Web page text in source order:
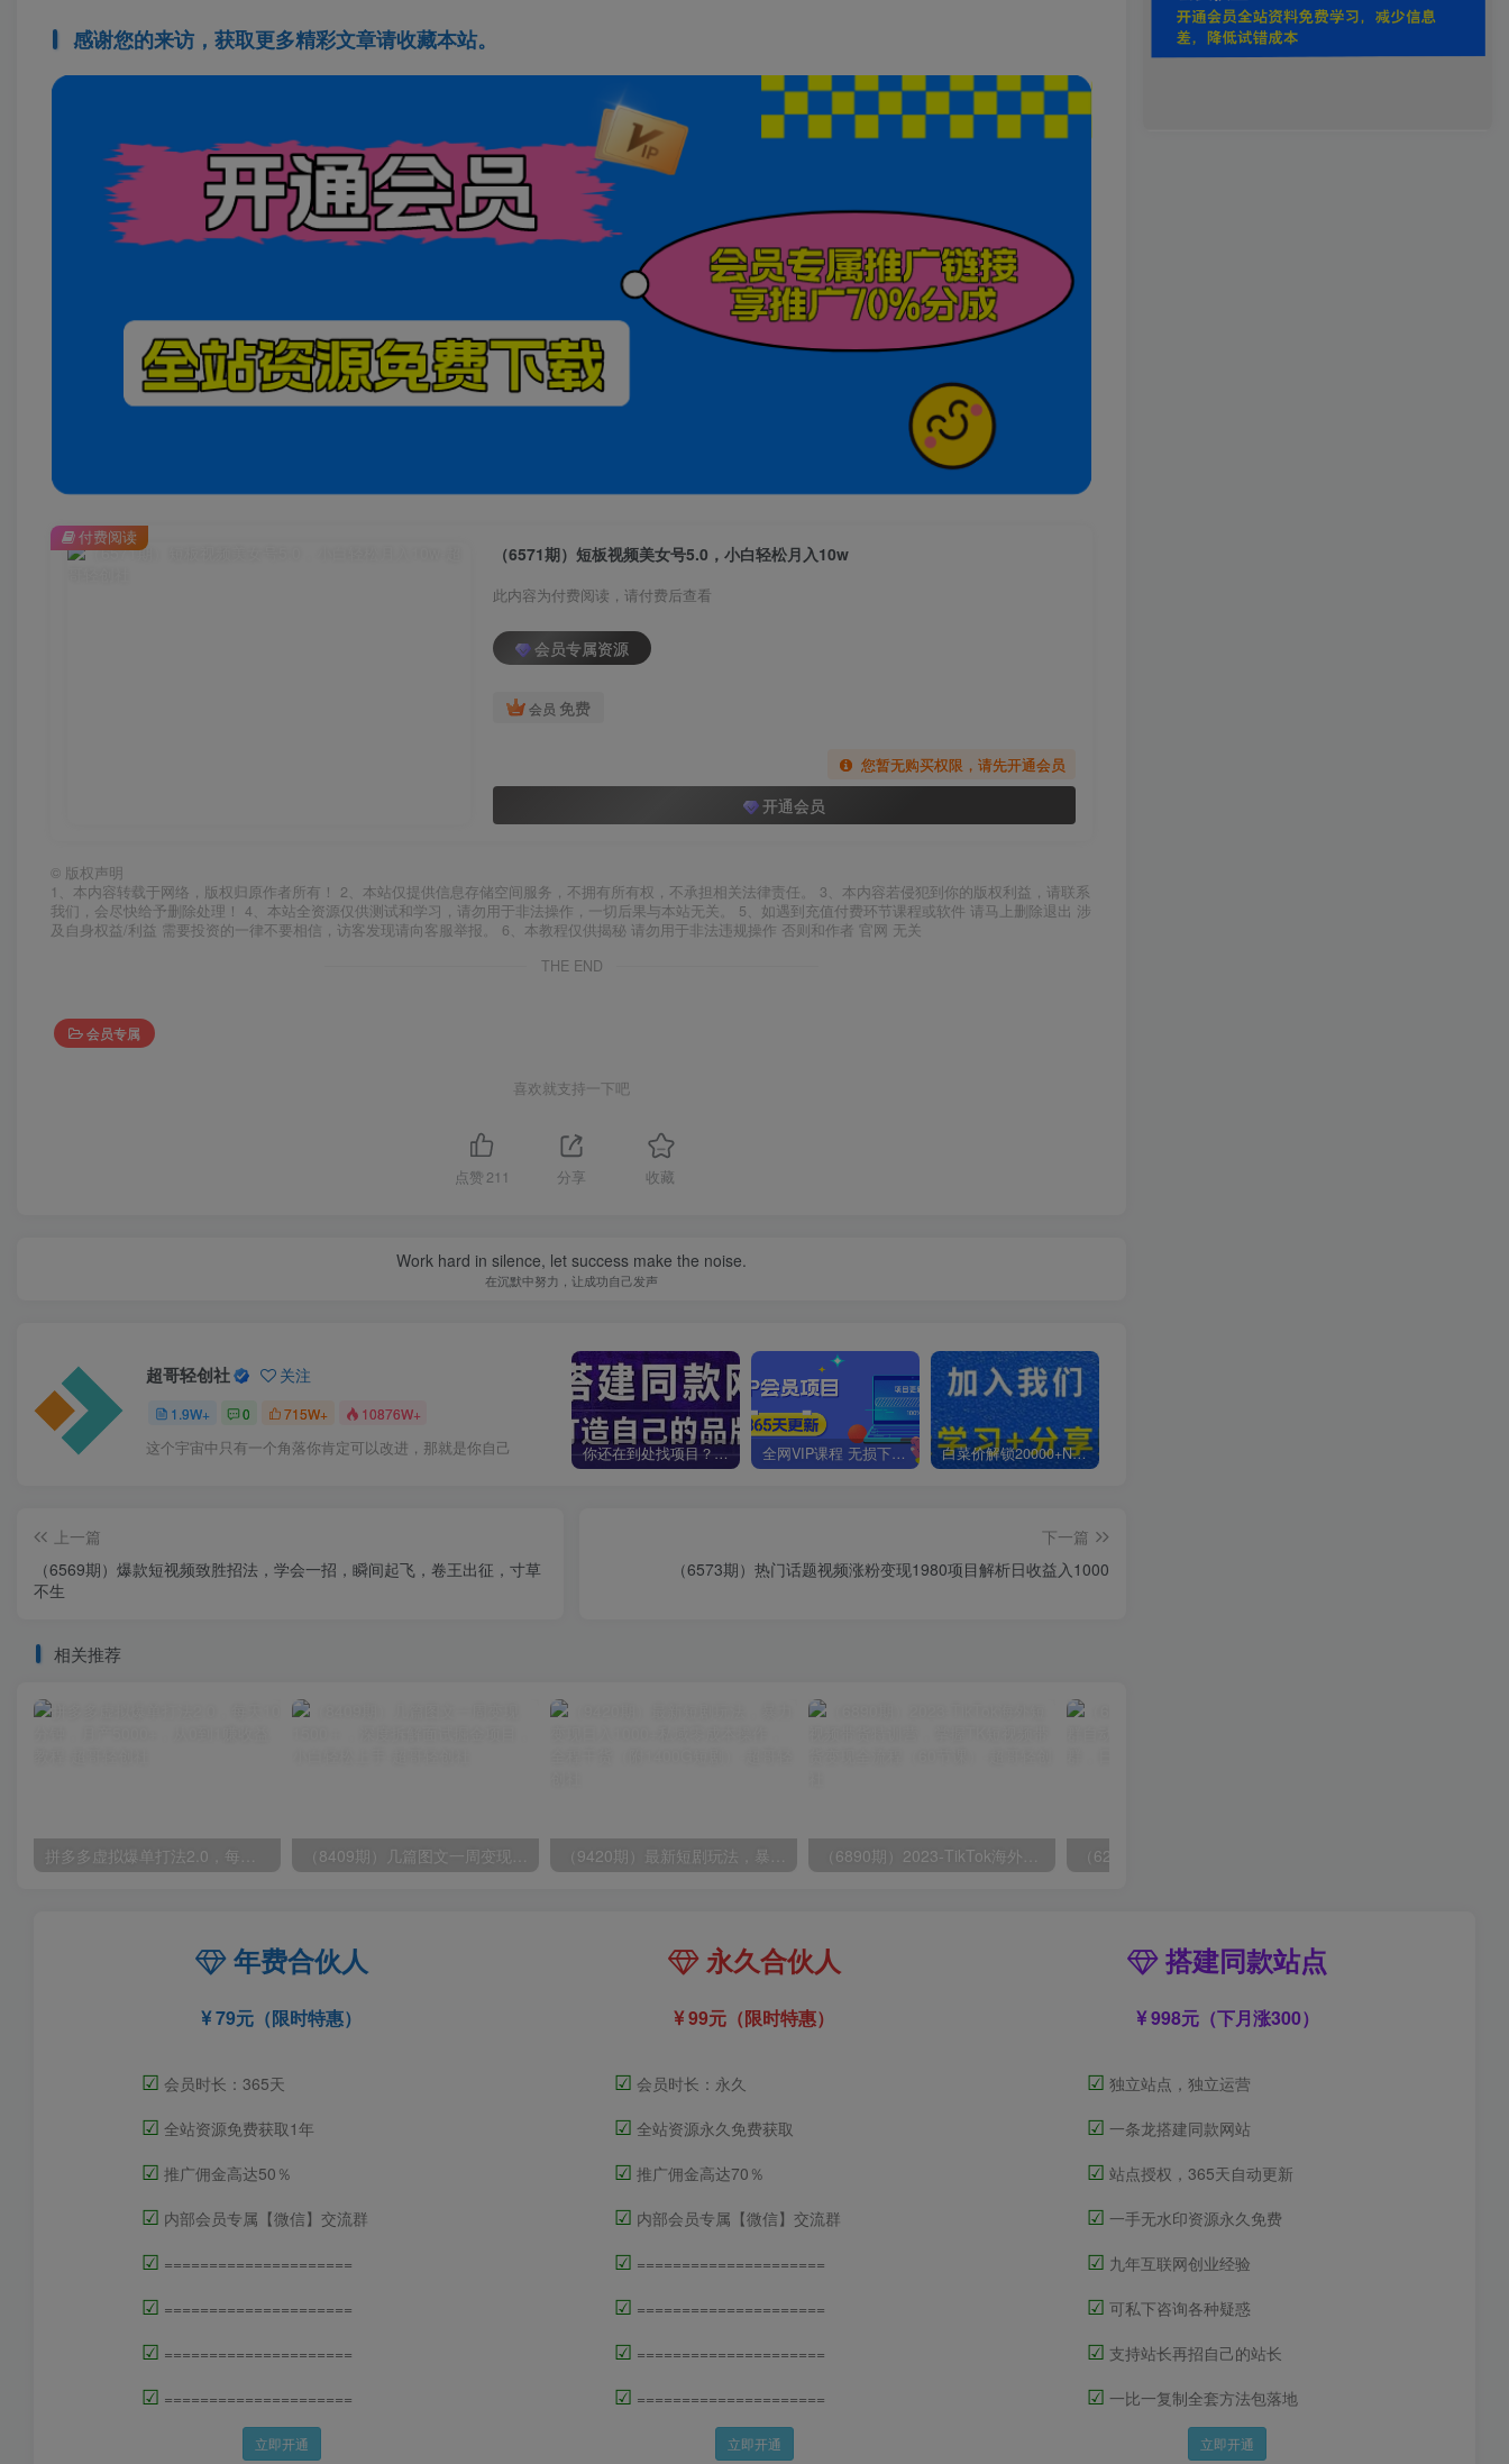
感谢您的来访，获取更多精彩文章请收藏本站。
（6571期）短板视频美女号5.0，小白轻松月入10w
此内容为付费阅读，请付费后查看
会员专属资源
会员 免费
您暂无购买权限，请先开通会员
开通会员
付费阅读
© 版权声明
1、本内容转载于网络，版权归原作者所有！ 2、本站仅提供信息存储空间服务，不拥有所有权，不承担相关法律责任。 3、本内容若侵犯到你的版权利益，请联系
我们，会尽快给予删除处理！ 4、本站全资源仅供测试和学习，请勿用于非法操作，一切后果与本站无关。 5、如遇到充值付费环节课程或软件 请马上删除退出 涉
及自身权益/利益 需要投资的一律不要相信，访客发现请向客服举报。 6、本教程仅供揭秘 请勿用于非法违规操作 否则和作者 官网 无关
THE END
会员专属
喜欢就支持一下吧
点赞 211 分享 收藏
Work hard in silence, let success make the noise.
在沉默中努力，让成功自己发声
超哥轻创社 关注
1.9W+ 0 715W+ 10876W+
这个宇宙中只有一个角落你肯定可以改进，那就是你自己 你还在到处找项目？还在当韭菜？我靠卖项目一个月收入5万+，曾经我也是个失败者。 全网VIP课程 无损下载~ 白菜价解锁20000+N个赚钱机会，加入超哥轻创社会员，全站资源免费学习。
上一篇
（6569期）爆款短视频致胜招法，学会一招，瞬间起飞，卷王出征，寸草
不生
下一篇
（6573期）热门话题视频涨粉变现1980项目解析日收益入1000
相关推荐
拼多多虚拟爆单打法2.0，每天10分钟，月产5000+，从0到1赚收益教程 （8409期）几篇图文一周变现1500＋，深度拆解面试掘金项目，小白轻松上手 （9420期）最新短剧玩法，暴力变现日入1000+私域零成本操作，全程干货（附1400G短剧） （6890期）2023-TikTok海外短视频带货特训营，掌握TK短视频带货变现全流程（60节课）
年费合伙人
79元（限时特惠）
☑ 会员时长：365天
☑ 全站资源免费获取1年
☑ 推广佣金高达50％
☑ 内部会员专属【微信】交流群
☑ =====================
☑ =====================
☑ =====================
☑ =====================
立即开通
永久合伙人
99元（限时特惠）
☑ 会员时长：永久
☑ 全站资源永久免费获取
☑ 推广佣金高达70％
☑ 内部会员专属【微信】交流群
☑ =====================
☑ =====================
☑ =====================
☑ =====================
立即开通
搭建同款站点
998元（下月涨300）
☑ 独立站点，独立运营
☑ 一条龙搭建同款网站
☑ 站点授权，365天自动更新
☑ 一手无水印资源永久免费
☑ 九年互联网创业经验
☑ 可私下咨询各种疑惑
☑ 支持站长再招自己的站长
☑ 一比一复制全套方法包落地
立即开通